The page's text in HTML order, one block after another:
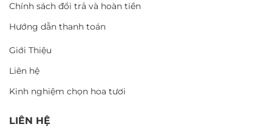
Chính sách đổi trả và hoàn tiền
Hướng dẫn thanh toán
Giới Thiệu
Liên hệ
Kinh nghiệm chọn hoa tươi
LIÊN HỆ